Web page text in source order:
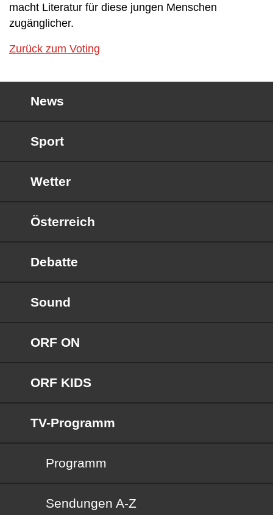
macht Literatur für diese jungen Menschen
zugänglicher.
Zurück zum Voting
News
Sport
Wetter
Österreich
Debatte
Sound
ORF ON
ORF KIDS
TV-Programm
Programm
Sendungen von A bis Z
Sendungen A-Z